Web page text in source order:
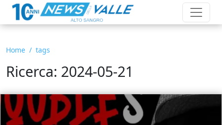
Home tags
Ricerca: 2024-05-21